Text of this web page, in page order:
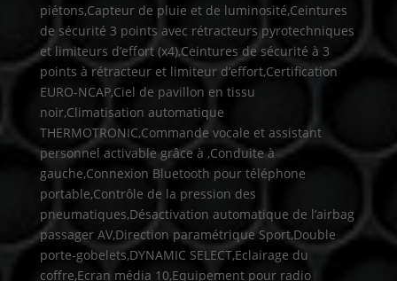
piétons,Capteur de pluie et de luminosité,Ceintures
de sécurité 3 points avec rétracteurs pyrotechniques
et limiteurs d’effort (x4),Ceintures de sécurité à 3
points à rétracteur et limiteur d’effort,Certification
EURO-NCAP,Ciel de pavillon en tissu
noir,Climatisation automatique
THERMOTRONIC,Commande vocale et assistant
personnel activable grâce à ,Conduite à
gauche,Connexion Bluetooth pour téléphone
portable,Contrôle de la pression des
pneumatiques,Désactivation automatique de l’airbag
passager AV,Direction paramétrique Sport,Double
porte-gobelets,DYNAMIC SELECT,Eclairage du
coffre,Ecran média 10,Equipement pour radio